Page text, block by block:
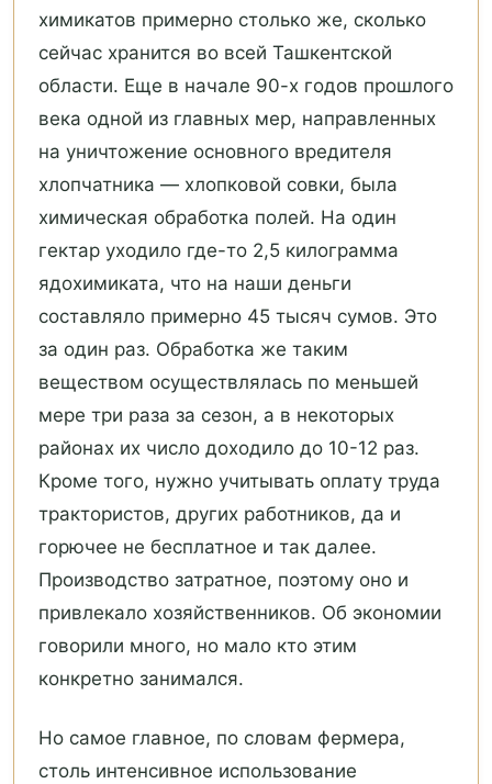
химикатов примерно столько же, сколько
сейчас хранится во всей Ташкентской
области. Еще в начале 90-х годов прошлого
века одной из главных мер, направленных
на уничтожение основного вредителя
хлопчатника — хлопковой совки, была
химическая обработка полей. На один
гектар уходило где-то 2,5 килограмма
ядохимиката, что на наши деньги
составляло примерно 45 тысяч сумов. Это
за один раз. Обработка же таким
веществом осуществлялась по меньшей
мере три раза за сезон, а в некоторых
районах их число доходило до 10-12 раз.
Кроме того, нужно учитывать оплату труда
трактористов, других работников, да и
горючее не бесплатное и так далее.
Производство затратное, поэтому оно и
привлекало хозяйственников. Об экономии
говорили много, но мало кто этим
конкретно занимался.
Но самое главное, по словам фермера,
столь интенсивное использование